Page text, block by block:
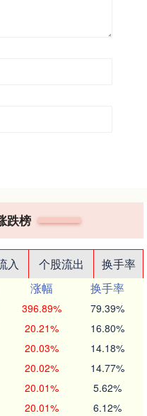
跌榜
入 个股流出
换手率
涨幅
换手率
396.89% 79.39%
20.21% 16.80%
20.03% 14.18%
20.02% 14.77%
20.01% 5.62%
20.01% 6.12%